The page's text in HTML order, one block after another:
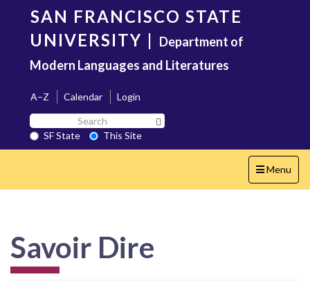
content
SAN FRANCISCO STATE
UNIVERSITY | Department of
Modern Languages and Literatures
A–Z Calendar
Login
Search
SF
State
SF State
This Site
Toggle
navigation
Menu
Savoir Dire